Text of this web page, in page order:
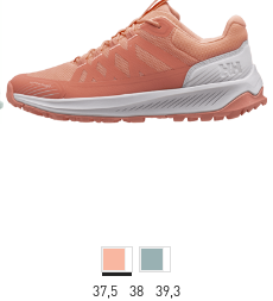
37,5 38 39,3